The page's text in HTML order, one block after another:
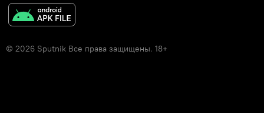
© 2026 Sputnik Все права защищены. 18+